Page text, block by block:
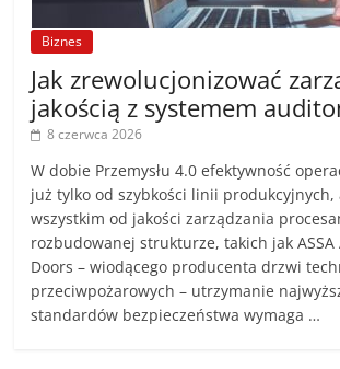
Biznes
Jak zrewolucjonizować
jakością z systemem
8 czerwca 2026
W dobie Przemysłu 4.0 efektywność
już tylko od szybkości linii produkcyjnych,
wszystkim od jakości zarządzania
rozbudowanej strukturze, takich jak ASSA
Doors – wiodącego producenta drzwi
przeciwpożarowych – utrzymanie
standardów bezpieczeństwa wymaga …